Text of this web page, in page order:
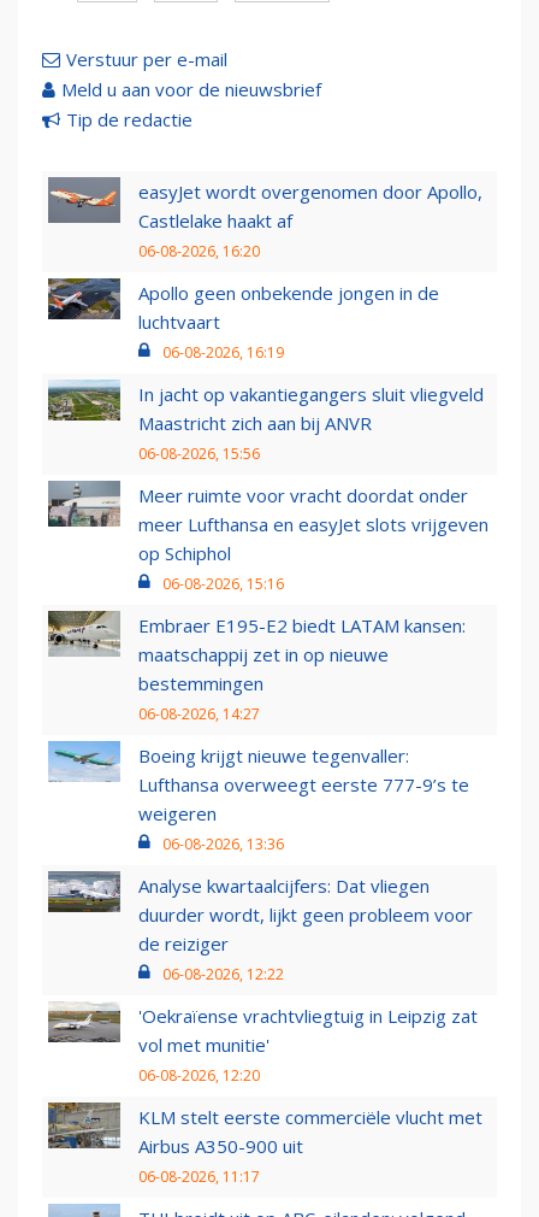
Verstuur per e-mail
Meld u aan voor de nieuwsbrief
Tip de redactie
easyJet wordt overgenomen door Apollo,
Castlelake haakt af
06-08-2026, 16:20
Apollo geen onbekende jongen in de
luchtvaart
06-08-2026, 16:19
In jacht op vakantiegangers sluit vliegveld
Maastricht zich aan bij ANVR
06-08-2026, 15:56
Meer ruimte voor vracht doordat onder
meer Lufthansa en easyJet slots vrijgeven
op Schiphol
06-08-2026, 15:16
Embraer E195-E2 biedt LATAM kansen:
maatschappij zet in op nieuwe
bestemmingen
06-08-2026, 14:27
Boeing krijgt nieuwe tegenvaller:
Lufthansa overweegt eerste 777-9’s te
weigeren
06-08-2026, 13:36
Analyse kwartaalcijfers: Dat vliegen
duurder wordt, lijkt geen probleem voor
de reiziger
06-08-2026, 12:22
'Oekraïense vrachtvliegtuig in Leipzig zat
vol met munitie'
06-08-2026, 12:20
KLM stelt eerste commerciële vlucht met
Airbus A350-900 uit
06-08-2026, 11:17